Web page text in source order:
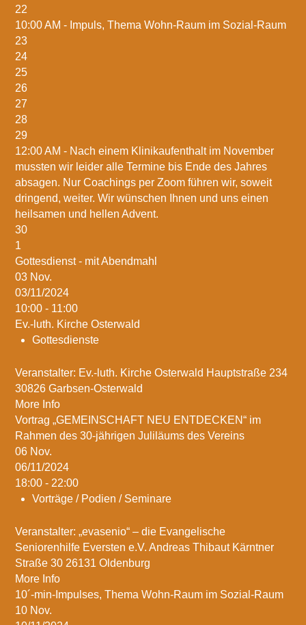
22
10:00 AM - Impuls, Thema Wohn-Raum im Sozial-Raum
23
24
25
26
27
28
29
12:00 AM - Nach einem Klinikaufenthalt im November
mussten wir leider alle Termine bis Ende des Jahres
absagen. Nur Coachings per Zoom führen wir, soweit
dringend, weiter. Wir wünschen Ihnen und uns einen
heilsamen und hellen Advent.
30
1
Gottesdienst - mit Abendmahl
03 Nov.
03/11/2024
10:00 - 11:00
Ev.-luth. Kirche Osterwald
Gottesdienste
Veranstalter: Ev.-luth. Kirche Osterwald Hauptstraße 234
30826 Garbsen-Osterwald
More Info
Vortrag „GEMEINSCHAFT NEU ENTDECKEN“ im
Rahmen des 30-jährigen Juliläums des Vereins
06 Nov.
06/11/2024
18:00 - 22:00
Vorträge / Podien / Seminare
Veranstalter: „evasenio“ – die Evangelische
Seniorenhilfe Eversten e.V. Andreas Thibaut Kärntner
Straße 30 26131 Oldenburg
More Info
10´-min-Impulses, Thema Wohn-Raum im Sozial-Raum
10 Nov.